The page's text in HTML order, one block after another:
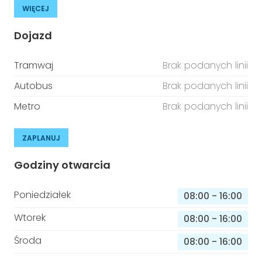
WIĘCEJ
Dojazd
Tramwaj
Brak podanych linii
Autobus
Brak podanych linii
Metro
Brak podanych linii
ZAPLANUJ
Godziny otwarcia
Poniedziałek 08:00 - 16:00
Wtorek
08:00 - 16:00
Środa
08:00 - 16:00